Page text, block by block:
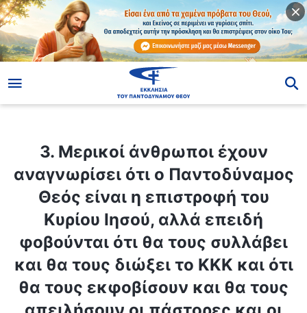
3. Μερικοί άνθρωποι έχουν
αναγνωρίσει ότι ο Παντοδύναμος
Θεός είναι η επιστροφή του
Κυρίου Ιησού, αλλά επειδή
φοβούνται ότι θα τους συλλάβει
και θα τους διώξει το ΚΚΚ και ότι
θα τους εκφοβίσουν και θα τους